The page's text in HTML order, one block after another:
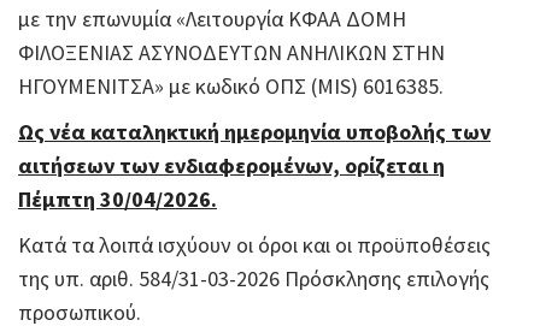
με την επωνυμία «Λειτουργία ΚΦΑΑ ΔΟΜΗ
ΦΙΛΟΞΕΝΙΑΣ ΑΣΥΝΟΔΕΥΤΩΝ ΑΝΗΛΙΚΩΝ ΣΤΗΝ
ΗΓΟΥΜΕΝΙΤΣΑ» με κωδικό ΟΠΣ (MIS) 6016385.
Ως νέα καταληκτική ημερομηνία υποβολής των
αιτήσεων των ενδιαφερομένων, ορίζεται η
Πέμπτη 30/04/2026.
Κατά τα λοιπά ισχύουν οι όροι και οι προϋποθέσεις
της υπ. αριθ. 584/31-03-2026 Πρόσκλησης επιλογής
προσωπικού.